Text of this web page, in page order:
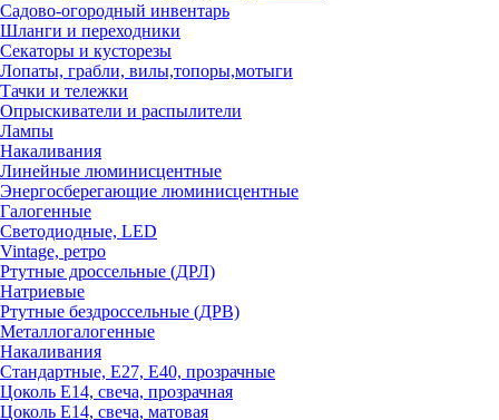
Садово-огородный инвентарь
Шланги и переходники
Секаторы и кусторезы
Лопаты, грабли, вилы,топоры,мотыги
Тачки и тележки
Опрыскиватели и распылители
Лампы
Накаливания
Линейные люминисцентные
Энергосберегающие люминисцентные
Галогенные
Светодиодные, LED
Vintage, ретро
Ртутные дроссельные (ДРЛ)
Натриевые
Ртутные бездроссельные (ДРВ)
Металлогалогенные
Накаливания
Стандартные, Е27, Е40, прозрачные
Цоколь Е14, свеча, прозрачная
Цоколь Е14, свеча, матовая